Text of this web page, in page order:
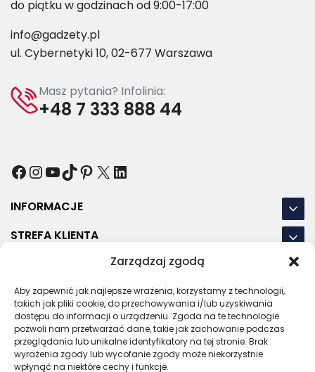
Zarządzaj zgodą
Aby zapewnić jak najlepsze wrażenia, korzystamy z technologii,
takich jak pliki cookie, do przechowywania i/lub uzyskiwania
dostępu do informacji o urządzeniu. Zgoda na te technologie
pozwoli nam przetwarzać dane, takie jak zachowanie podczas
przeglądania lub unikalne identyfikatory na tej stronie. Brak
wyrażenia zgody lub wycofanie zgody może niekorzystnie
wpłynąć na niektóre cechy i funkcje.
do piątku w godzinach od 9:00-17:00
info@gadzety.pl
ul. Cybernetyki 10, 02-677 Warszawa
Masz pytania? Infolinia:
+48 7 333 888 44
Facebook
Instagram
YouTube
TikTok
Pinterest
X LinkedIn
INFORMACJE
STREFA KLIENTA
NASZE LOKALIZACJE
OSTATNIE POSTY
RODOREGULAMINPOLITYKA PRYWATNOŚCI